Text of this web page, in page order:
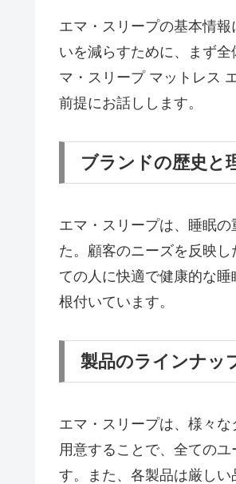
エマ・スリープの基本情
いを減らすために、まず
マ・スリープ マットレス
前提にお話しします。
ブランドの歴史と
エマ・スリープは、睡眠
た。顧客のニーズを反映
ての人に快適で健康的な
根付いています。
製品のラインナッ
エマ・スリープは、様々
用意することで、全ての
す。また、各製品は厳しい